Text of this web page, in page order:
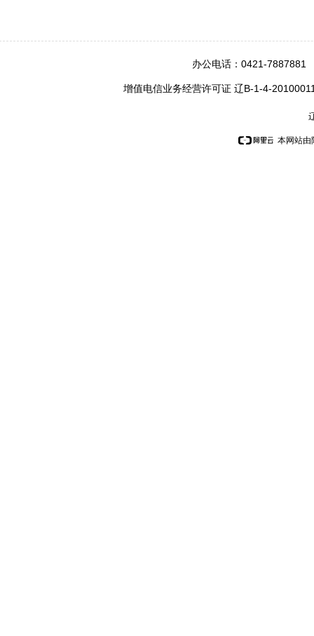
办公电话：0421-
增值电信业务经营许可证 辽B-1-4-
本网站由